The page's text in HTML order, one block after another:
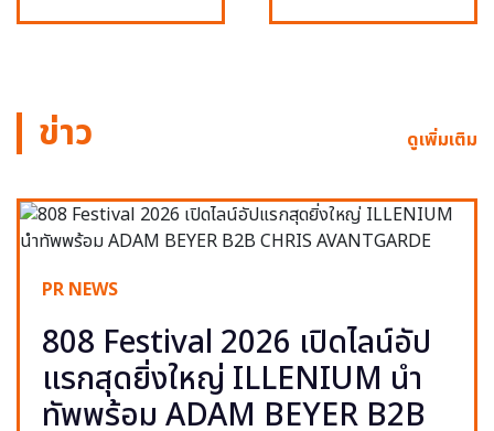
ข่าว ดูเพิ่มเติม
PR NEWS
808 Festival 2026 เปิดไลน์อัป
แรกสุดยิ่งใหญ่ ILLENIUM นำ
ทัพพร้อม ADAM BEYER B2B